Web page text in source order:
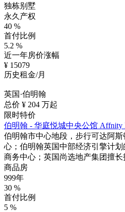
独栋别墅
永久产权
40 %
首付比例
5.2 %
近一年房价涨幅
¥ 15079
历史租金/月
英国·伯明翰
总价 ¥ 204 万起
限时特价
伯明翰 - 华庭悦城中央公馆 Affnity
伯明翰市中心地段，步行可达阿
心；伯明翰英国中部经济引擎计
商务中心；英国尚选地产集团擅
商品房
999年
30 %
首付比例
5 %